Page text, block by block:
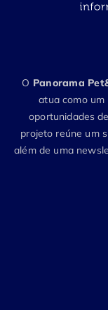
O Panorama
atua como um
oportunidades
projeto reúne um
além de uma